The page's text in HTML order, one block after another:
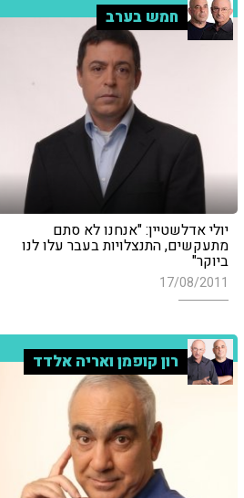
חמש בערב
יולי אדלשטיין: "אנחנו לא סתם
מתעקשים, התנצלויות בעבר עלו לנו
ביוקר"
17/08/2011
רון קופמן ואריה אלדד